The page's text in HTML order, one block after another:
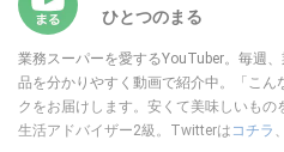
ひとつのまる
業務スーパーを愛するYouTuber。毎週
品を分かりやすく動画で紹介中。「こん
クをお届けします。安くて美味しいも
生活アドバイザー2級。Twitterは コチラ